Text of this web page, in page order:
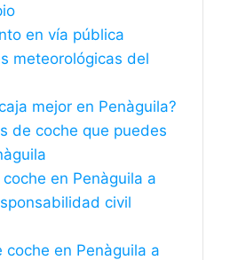
en vía pública
meteorológicas del
mejor en Penàguila?
de coche que puedes
en Penàguila a
civil
coche en Penàguila a